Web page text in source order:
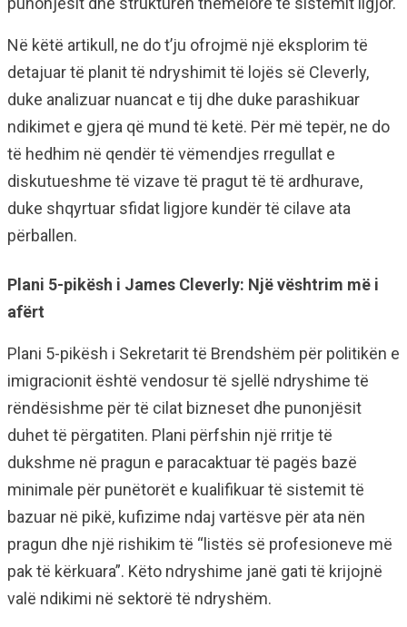
Në këtë artikull, ne do t’ju ofrojmë një eksplorim të
detajuar të planit të ndryshimit të lojës së Cleverly,
duke analizuar nuancat e tij dhe duke parashikuar
ndikimet e gjera që mund të ketë. Për më tepër, ne do
të hedhim në qendër të vëmendjes rregullat e
diskutueshme të vizave të pragut të të ardhurave,
duke shqyrtuar sfidat ligjore kundër të cilave ata
përballen.
Plani 5-pikësh i James Cleverly: Një vështrim më i
afërt
Plani 5-pikësh i Sekretarit të Brendshëm për politikën e
imigracionit është vendosur të sjellë ndryshime të
rëndësishme për të cilat bizneset dhe punonjësit
duhet të përgatiten. Plani përfshin një rritje të
dukshme në pragun e paracaktuar të pagës bazë
minimale për punëtorët e kualifikuar të sistemit të
bazuar në pikë, kufizime ndaj vartësve për ata nën
pragun dhe një rishikim të “listës së profesioneve më
pak të kërkuara”. Këto ndryshime janë gati të krijojnë
valë ndikimi në sektorë të ndryshëm.